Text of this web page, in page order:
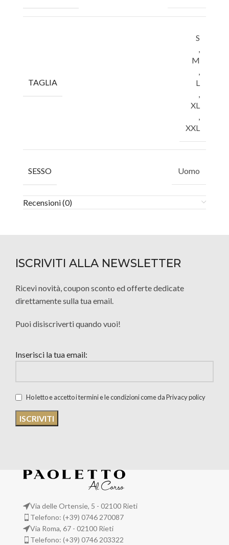
TAGLIA
S
M
L
XL
XXL
SESSO Uomo
Recensioni (0)
ISCRIVITI ALLA NEWSLETTER
Ricevi novità, coupon sconto ed offerte dedicate
direttamente sulla tua email.
Puoi disiscriverti quando vuoi!
Inserisci la tua email:
Ho letto e accetto i termini e le condizioni come da Privacy policy
Via delle Ortensie, 5 - 02100 Rieti
Telefono: (+39) 0746 270087
Via Roma, 67 - 02100 Rieti
Telefono: (+39) 0746 203322